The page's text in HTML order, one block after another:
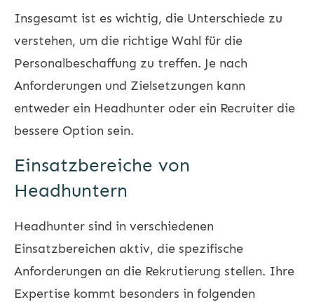
Insgesamt ist es wichtig, die Unterschiede zu
verstehen, um die richtige Wahl für die
Personalbeschaffung zu treffen. Je nach
Anforderungen und Zielsetzungen kann
entweder ein Headhunter oder ein Recruiter die
bessere Option sein.
Einsatzbereiche von
Headhuntern
Headhunter sind in verschiedenen
Einsatzbereichen aktiv, die spezifische
Anforderungen an die Rekrutierung stellen. Ihre
Expertise kommt besonders in folgenden